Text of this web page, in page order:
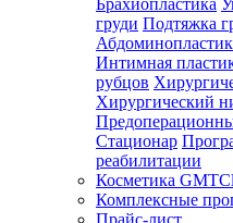
Брахиопластика
груди Подтяжка
Интимная
рубцов
Хирургический
Стационар
реабилитации
Косметика
Комплексные
Прайс-лист